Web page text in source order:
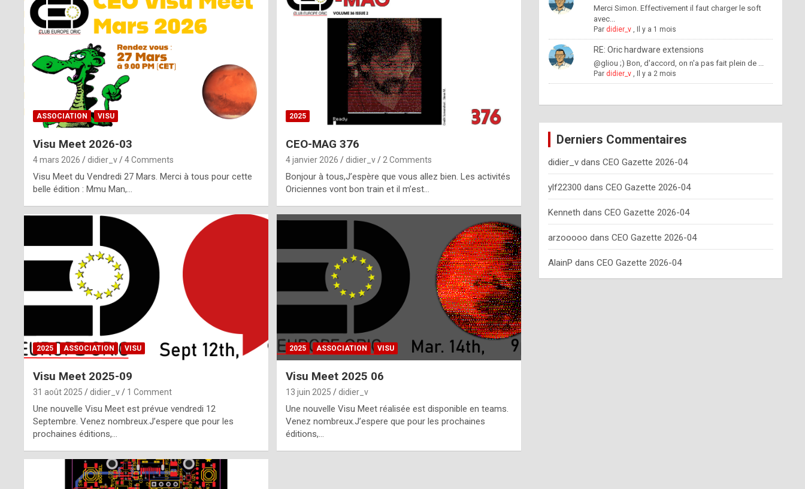
m
ASSOCIATION VISU
Visu Meet 2026-03
4 mars 2026 didier_v 4 Comments
Visu Meet du Vendredi 27 Mars. Merci à tous pour cette
belle édition : Mmu Man,…
2025
CEO-MAG 376
4 janvier 2026 didier_v 2 Comments
Bonjour à tous,J’espère que vous allez bien. Les activités
Oriciennes vont bon train et il m’est…
2025 ASSOCIATION VISU
Visu Meet 2025-09
31 août 2025 didier_v 1 Comment
Une nouvelle Visu Meet est prévue vendredi 12
Septembre. Venez nombreux.J’espere que pour les
prochaines éditions,…
2025 ASSOCIATION VISU
Visu Meet 2025 06
13 juin 2025 didier_v
Une nouvelle Visu Meet réalisée est disponible en teams.
Venez nombreux.J’espere que pour les prochaines
éditions,…
Merci Simon. Effectivement il faut charger le soft
avec...
Par didier_v, Il y a 1 mois
RE: Oric hardware extensions
@gliou ;) Bon, d'accord, on n'a pas fait plein de ...
Par didier_v, Il y a 2 mois
Derniers Commentaires
didier_vdans CEO Gazette 2026-04
ylf22300 dans CEO Gazette 2026-04
Kenneth dans CEO Gazette 2026-04
arzooooo dans CEO Gazette 2026-04
AlainP dans CEO Gazette 2026-04